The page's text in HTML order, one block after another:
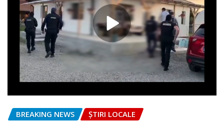
BREAKING NEWS ȘTIRI LOCALE